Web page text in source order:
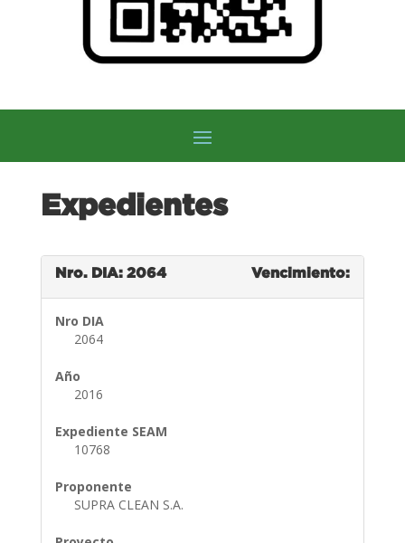
Expedientes
Nro. DIA: 2064 Vencimiento:
Nro DIA
2064
Año
2016
Expediente SEAM
10768
Proponente
SUPRA CLEAN S.A.